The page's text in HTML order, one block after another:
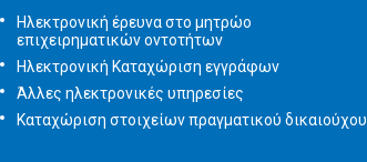
Ηλεκτρονική έρευνα στο μητρώο
επιχειρηματικών οντοτήτων
Ηλεκτρονική Καταχώριση εγγράφων
Άλλες ηλεκτρονικές υπηρεσίες
Καταχώριση στοιχείων πραγματικού δικαιούχου